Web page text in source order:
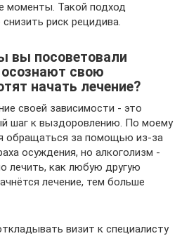
моменты. Такой подход
риск рецидива.
вы посоветовали
свою
начать лечение?
своей зависимости - это
шаг к выздоровлению. По моему
обращаться за помощью из-за
осуждения, но алкоголизм -
лечить, как любую другую
лечение, тем больше
визит к специалисту